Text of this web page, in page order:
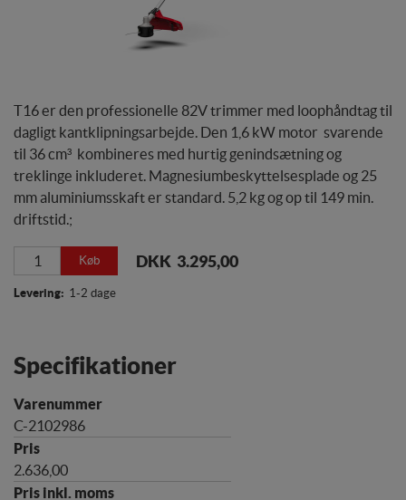
T16 er den professionelle 82V trimmer med loophåndtag til
dagligt kantklipningsarbejde. Den 1,6 kW motor  svarende
til 36 cm³  kombineres med hurtig genindsætning og
treklinge inkluderet. Magnesiumbeskyttelsesplade og 25
mm aluminiumsskaft er standard. 5,2 kg og op til 149 min.
driftstid.;
Køb DKK 3.295,00
Levering: 1-2 dage
Specifikationer
C-2102986
2.636,00